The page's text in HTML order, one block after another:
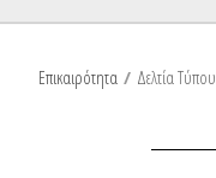
Επικαιρότητα / Δελτία Τύπου